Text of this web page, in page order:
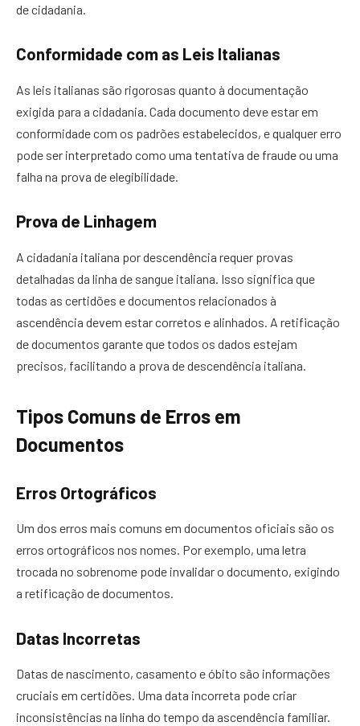
de cidadania.
Conformidade com as Leis Italianas
As leis italianas são rigorosas quanto à documentação
exigida para a cidadania. Cada documento deve estar em
conformidade com os padrões estabelecidos, e qualquer erro
pode ser interpretado como uma tentativa de fraude ou uma
falha na prova de elegibilidade.
Prova de Linhagem
A cidadania italiana por descendência requer provas
detalhadas da linha de sangue italiana. Isso significa que
todas as certidões e documentos relacionados à
ascendência devem estar corretos e alinhados. A retificação
de documentos garante que todos os dados estejam
precisos, facilitando a prova de descendência italiana.
Tipos Comuns de Erros em
Documentos
Erros Ortográficos
Um dos erros mais comuns em documentos oficiais são os
erros ortográficos nos nomes. Por exemplo, uma letra
trocada no sobrenome pode invalidar o documento, exigindo
a retificação de documentos.
Datas Incorretas
Datas de nascimento, casamento e óbito são informações
cruciais em certidões. Uma data incorreta pode criar
inconsistências na linha do tempo da ascendência familiar.